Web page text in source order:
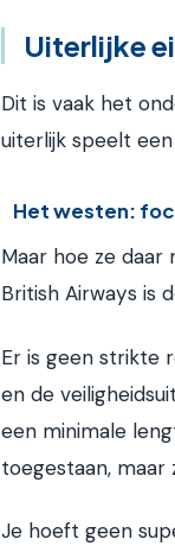
Uiterlijke
Dit is vaak het
uiterlijk speelt
Het westen:
Maar hoe ze daar
British Airways is
Er is geen strikte
en de
een minimale
toegestaan, maar
Je hoeft geen